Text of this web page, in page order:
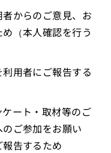
からのご意見、お
（本人確認を行う
用者にご報告する
ート・取材等のご
ご参加をお願い
告するため